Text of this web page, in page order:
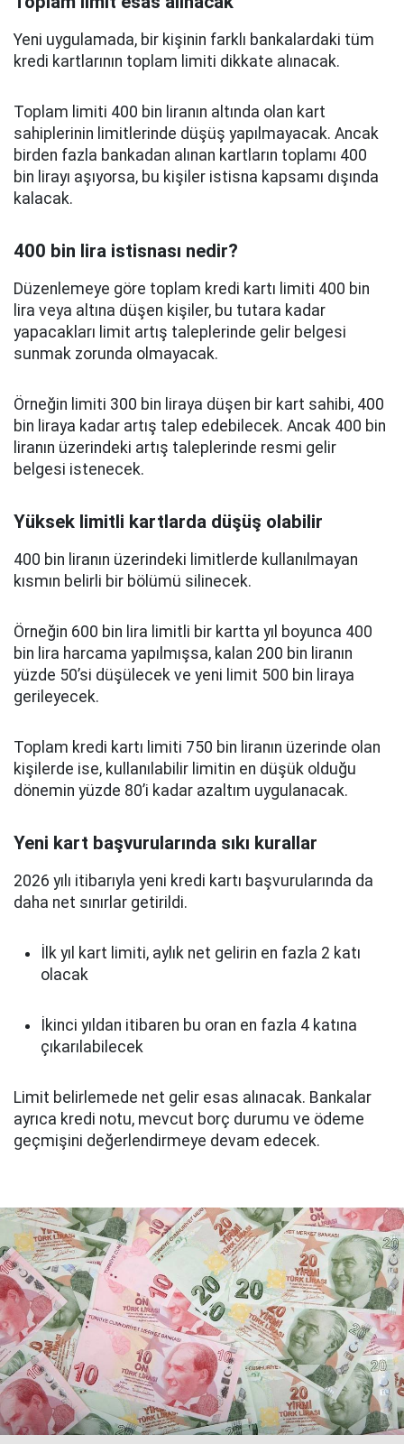
Yeni uygulamada, bir kişinin farklı bankalardaki tüm
kredi kartlarının toplam limiti dikkate alınacak.
Toplam limiti 400 bin liranın altında olan kart
sahiplerinin limitlerinde düşüş yapılmayacak. Ancak
birden fazla bankadan alınan kartların toplamı 400
bin lirayı aşıyorsa, bu kişiler istisna kapsamı dışında
kalacak.
400 bin lira istisnası nedir?
Düzenlemeye göre toplam kredi kartı limiti 400 bin
lira veya altına düşen kişiler, bu tutara kadar
yapacakları limit artış taleplerinde gelir belgesi
sunmak zorunda olmayacak.
Örneğin limiti 300 bin liraya düşen bir kart sahibi, 400
bin liraya kadar artış talep edebilecek. Ancak 400 bin
liranın üzerindeki artış taleplerinde resmi gelir
belgesi istenecek.
Yüksek limitli kartlarda düşüş olabilir
400 bin liranın üzerindeki limitlerde kullanılmayan
kısmın belirli bir bölümü silinecek.
Örneğin 600 bin lira limitli bir kartta yıl boyunca 400
bin lira harcama yapılmışsa, kalan 200 bin liranın
yüzde 50’si düşülecek ve yeni limit 500 bin liraya
gerileyecek.
Toplam kredi kartı limiti 750 bin liranın üzerinde olan
kişilerde ise, kullanılabilir limitin en düşük olduğu
dönemin yüzde 80’i kadar azaltım uygulanacak.
Yeni kart başvurularında sıkı kurallar
2026 yılı itibarıyla yeni kredi kartı başvurularında da
daha net sınırlar getirildi.
İlk yıl kart limiti, aylık net gelirin en fazla 2 katı
olacak
İkinci yıldan itibaren bu oran en fazla 4 katına
çıkarılabilecek
Limit belirlemede net gelir esas alınacak. Bankalar
ayrıca kredi notu, mevcut borç durumu ve ödeme
geçmişini değerlendirmeye devam edecek.